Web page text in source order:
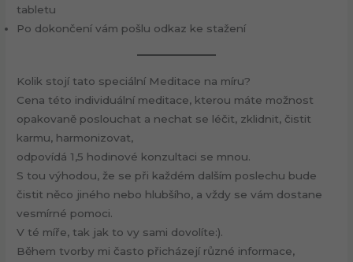
tabletu
Po dokončení vám pošlu odkaz ke stažení
Kolik stojí tato speciální Meditace na míru?
Cena této individuální meditace, kterou máte možnost
opakovaně poslouchat a nechat se léčit, zklidnit, čistit
karmu, harmonizovat,
odpovídá 1,5 hodinové konzultaci se mnou.
S tou výhodou, že se při každém dalším poslechu bude
čistit něco jiného nebo hlubšího, a vždy se vám dostane
vesmírné pomoci.
V té míře, tak jak to vy sami dovolíte:).
Během tvorby mi často přicházejí různé informace,